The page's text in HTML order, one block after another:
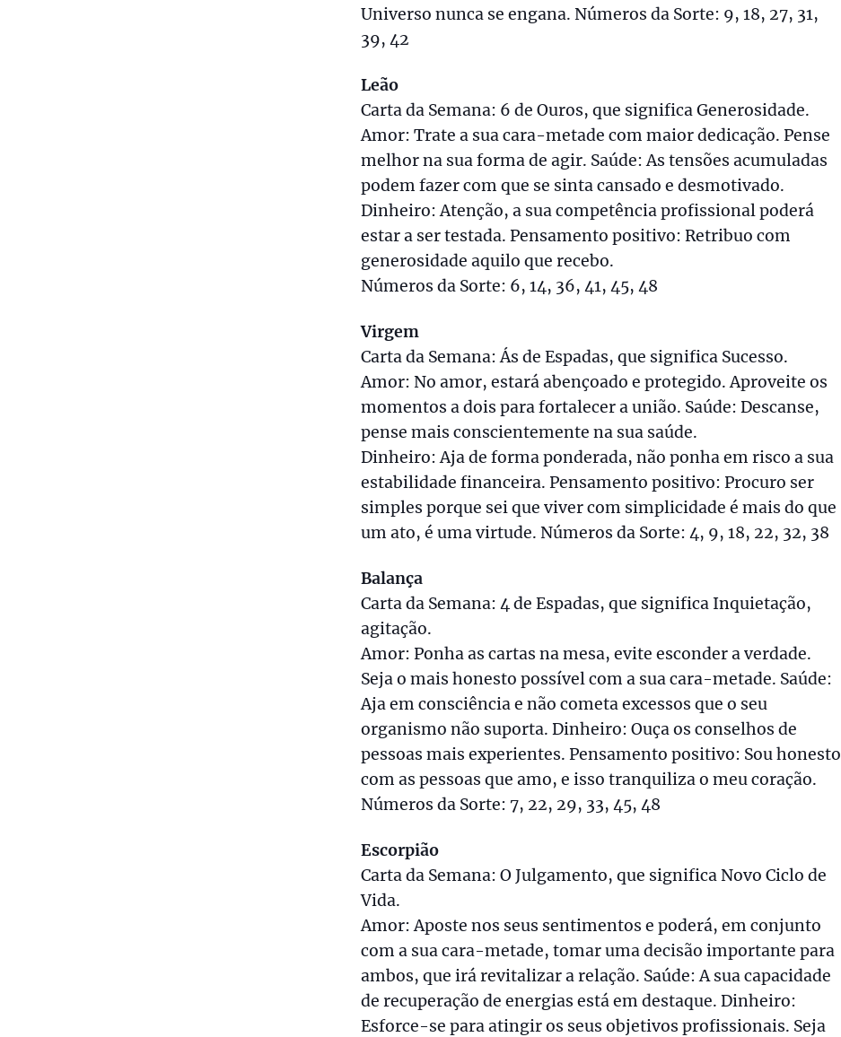
Universo nunca se engana. Números da Sorte: 9, 18, 27, 31,
39, 42
Leão
Carta da Semana: 6 de Ouros, que significa Generosidade.
Amor: Trate a sua cara-metade com maior dedicação. Pense
melhor na sua forma de agir. Saúde: As tensões acumuladas
podem fazer com que se sinta cansado e desmotivado.
Dinheiro: Atenção, a sua competência profissional poderá
estar a ser testada. Pensamento positivo: Retribuo com
generosidade aquilo que recebo.
Números da Sorte: 6, 14, 36, 41, 45, 48
Virgem
Carta da Semana: Ás de Espadas, que significa Sucesso.
Amor: No amor, estará abençoado e protegido. Aproveite os
momentos a dois para fortalecer a união. Saúde: Descanse,
pense mais conscientemente na sua saúde.
Dinheiro: Aja de forma ponderada, não ponha em risco a sua
estabilidade financeira. Pensamento positivo: Procuro ser
simples porque sei que viver com simplicidade é mais do que
um ato, é uma virtude. Números da Sorte: 4, 9, 18, 22, 32, 38
Balança
Carta da Semana: 4 de Espadas, que significa Inquietação,
agitação.
Amor: Ponha as cartas na mesa, evite esconder a verdade.
Seja o mais honesto possível com a sua cara-metade. Saúde:
Aja em consciência e não cometa excessos que o seu
organismo não suporta. Dinheiro: Ouça os conselhos de
pessoas mais experientes. Pensamento positivo: Sou honesto
com as pessoas que amo, e isso tranquiliza o meu coração.
Números da Sorte: 7, 22, 29, 33, 45, 48
Escorpião
Carta da Semana: O Julgamento, que significa Novo Ciclo de
Vida.
Amor: Aposte nos seus sentimentos e poderá, em conjunto
com a sua cara-metade, tomar uma decisão importante para
ambos, que irá revitalizar a relação. Saúde: A sua capacidade
de recuperação de energias está em destaque. Dinheiro:
Esforce-se para atingir os seus objetivos profissionais. Seja